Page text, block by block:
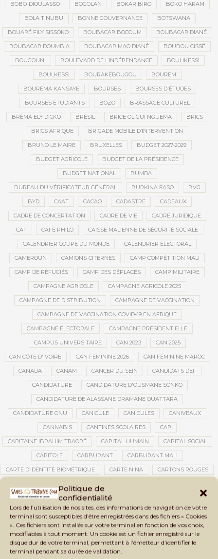
Politique de
confidentialité
Lors de l’utilisation de nos sites, des informations de navigation de votre
terminal sont susceptibles d’être enregistrées dans des fichiers « Cookies
». Ces fichiers sont installés sur votre terminal en fonction de vos choix,
modifiables à tout moment. Un cookie est un fichier enregistré sur le
disque dur de votre terminal, permettant à l’émetteur d’identifier le
terminal pendant sa durée de validation.
BOBO-DIOULASSO BOGOLAN BOKAR BIRO BOKO HARAM
BOLA TINUBU BONNE GOUVERNANCE BOTSWANA
BOUARÉ FILY SISSOKO BOUBACAR BOCOUM BOUBACAR DIANÉ
BOUBACAR DOUMBIA BOUBACAR MAO DIANÉ BOUBOU CISSÉ
BOUGOUNI BOULEVARD DE L’INDÉPENDANCE BOULIKESSI
BOULKESSI BOURAKÉBOUGOU BOUREM
BOURÉMA KANSAYE BOURSES BOURSES D'ÉTUDES
BOURSES ÉTUDIANTS BOZO BRASSAGE CULTUREL
BRÉMA ELY DICKO BRÉSIL BRICE OLIGUI NGUEMA BRICS
BRICS AFRIQUE BRIGADE MOBILE D’INTERVENTION
BRUNO LE MAIRE BRUXELLES BUDGET 2027-2029
BUDGET AGRICOLE BUDGET DE LA PRÉSIDENCE
BUDGET NATIONAL BUMDA
BUREAU DU VÉRIFICATEUR GÉNÉRAL BURKINA FASO BVG
BYD CAAT CACAO CADASTRE CADEAUX
CADRE DE CONCERTATION CADRE DE VIE CADRE JURIDIQUE
CAF CAFÉ PHILO CAISSE MALIENNE DE SÉCURITÉ SOCIALE
CALENDRIER COUPE DU MONDE CALENDRIER ÉLECTORAL
CAMEROUN CAMIONS-CITERNES CAMP COMPÉTITION MALI
CAMP DE RÉFUGIÉS CAMP DES DÉPLACÉS CAMP MILITAIRE
CAMPAGNE AGRICOLE CAMPAGNE AGRICOLE 2025
CAMPAGNE DE DISTRIBUTION CAMPAGNE DE VACCINATION
CAMPAGNE DE VACCINATION COVID-19 EN AFRIQUE
CAMPAGNE ÉLECTORALE CAMPAGNE PRÉSIDENTIELLE
CAMPUS UNIVERSITAIRE CAN 2023 CAN 2025
CAN CÔTE D'IVOIRE CAN FÉMININE 2026 CAN FÉMININE MAROC
CANADA CANAM CANCER DU SEIN CANDIDATS DEF
CANDIDATURE CANDIDATURE D'OUSMANE SONKO
CANDIDATURE DE ALASSANE DRAMANE OUATTARA
CANDIDATURE ONU CANICULE CANICULES CANIVEAUX
CANNABIS CANTINES SCOLAIRES CAP
CAPITAINE IBRAHIM TRAORÉ CAPITAL HUMAIN CAPITAL SOCIAL
CAPITOLE CARBURANT CARBURANT MALI
CARTE D’IDENTITÉ BIOMÉTRIQUE CARTE NINA CARTONS ROUGES
CATASTROPHES CLIMATIQUES
CAUTION 10 000 DOLLARS CAUTION DE VISA CDAT CECOGEC
CÉDÉAO CEDEAO CEI CÉLÉBRATION NATIONALE CEMAC
CEMAPI CEN-SNESUP CENOU CENSURE
CENTRAFRIQUE CENTRALE SOLAIRE